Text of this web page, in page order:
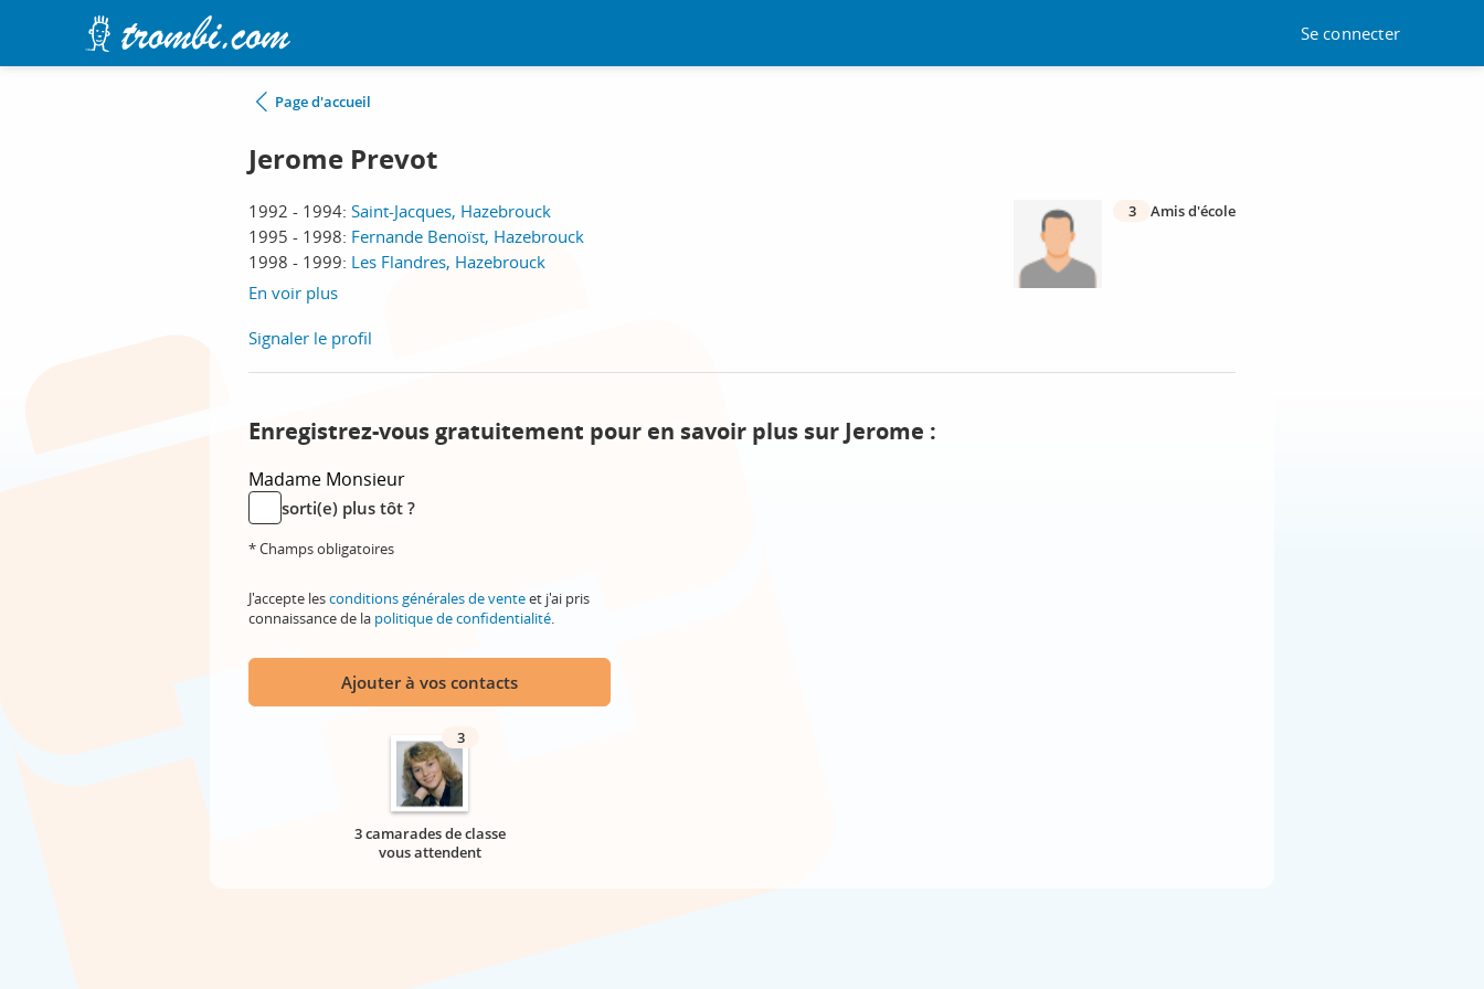
Se connecter
Page d'accueil
Jerome Prevot
1992 - 1994: Saint-Jacques, Hazebrouck
1995 - 1998: Fernande Benoïst, Hazebrouck
1998 - 1999: Les Flandres, Hazebrouck
En voir plus
3 Amis d'école
Signaler le profil
Enregistrez-vous gratuitement pour en savoir plus sur Jerome :
Madame Monsieur
sorti(e) plus tôt ?
* Champs obligatoires
J'accepte lesconditions générales de venteet j'ai pris
connaissance de la politique de confidentialité.
Ajouter à vos contacts
3
3 camarades de classe
vous attendent